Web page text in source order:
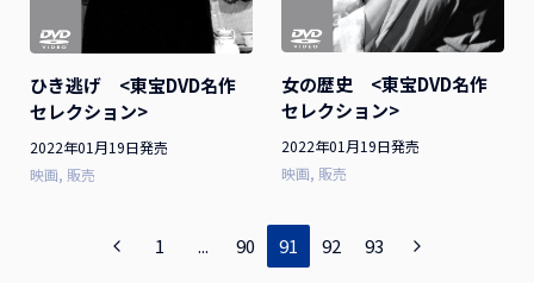
ひき逃げ <東宝DVD名作
セレクション>
2022年01月19日発売
映画 販売
女の歴史 <東宝DVD名作
セレクション>
2022年01月19日発売
映画 販売
1 ... 90 91 92 93